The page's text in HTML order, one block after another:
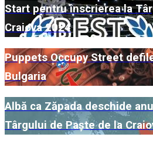
Start pentru înscrierea la
Craiova 2024
Puppets Occupy Street
Bulgaria
Albă ca Zăpada deschide
Târgului de Paște de la